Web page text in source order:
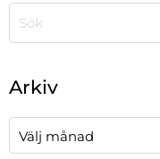
Arkiv